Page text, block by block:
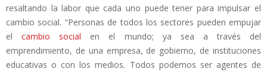
resaltando la labor que cada uno puede tener para impulsar el
cambio social. “Personas de todos los sectores pueden empujar
elcambio social en el mundo; ya sea a través del
emprendimiento, de una empresa, de gobierno, de instituciones
educativas o con los medios. Todos podemos ser agentes de